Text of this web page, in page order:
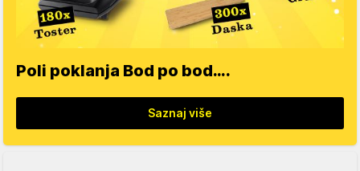
Poli poklanja Bod po bod….
Saznaj više